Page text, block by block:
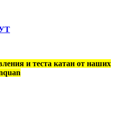
и теста катан от наших